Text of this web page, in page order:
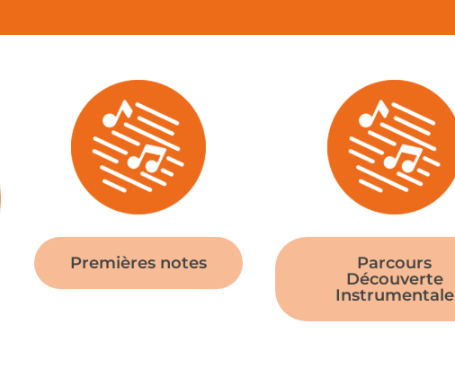
Premières notes
Parcours
Découverte
Instrumentale